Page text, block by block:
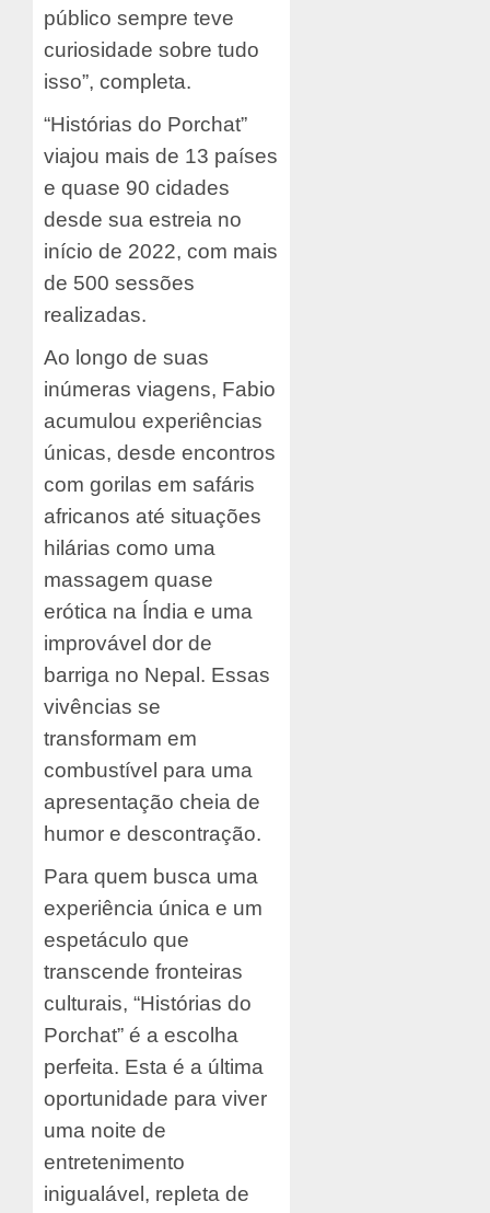
público sempre teve
curiosidade sobre tudo
isso”, completa.
“Histórias do Porchat”
viajou mais de 13 países
e quase 90 cidades
desde sua estreia no
início de 2022, com mais
de 500 sessões
realizadas.
Ao longo de suas
inúmeras viagens, Fabio
acumulou experiências
únicas, desde encontros
com gorilas em safáris
africanos até situações
hilárias como uma
massagem quase
erótica na Índia e uma
improvável dor de
barriga no Nepal. Essas
vivências se
transformam em
combustível para uma
apresentação cheia de
humor e descontração.
Para quem busca uma
experiência única e um
espetáculo que
transcende fronteiras
culturais, “Histórias do
Porchat” é a escolha
perfeita. Esta é a última
oportunidade para viver
uma noite de
entretenimento
inigualável, repleta de